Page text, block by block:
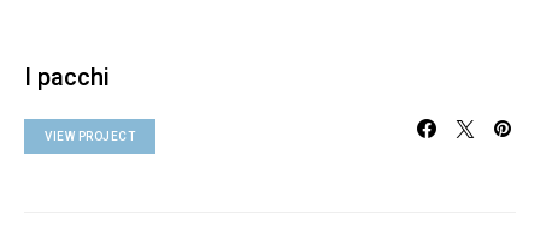
I pacchi
VIEW PROJECT